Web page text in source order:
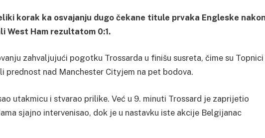
korak ka osvajanju dugo čekane titule prvaka Engleske
West Ham rezultatom 0:1.
zahvaljujući pogotku Trossarda u finišu susreta, čime su Topnici
prednost nad Manchester Cityjem na pet bodova.
utakmicu i stvarao prilike. Već u 9. minuti Trossard je zaprijetio
sjajno intervenisao, dok je u nastavku iste akcije Belgijanac